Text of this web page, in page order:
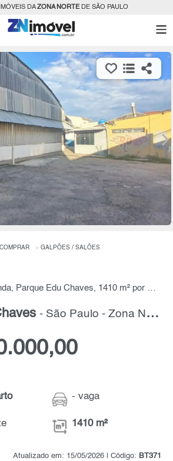
DAZONA NORTEDE SÃO PAULO
COMPRAR
GALPÕES / SALÕES
Galpão / Salão à Venda, Parque Edu Chaves, 1410 m² por R$ 3.300.000,00
- São Paulo - Zona Norte
- vaga
1410 m²
Atualizado em: 15/05/2026 | Código: BT371